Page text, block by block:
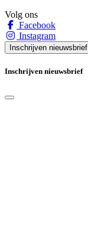
Volg ons
Facebook
Instagram
Inschrijven nieuwsbrief
Inschrijven nieuwsbrief